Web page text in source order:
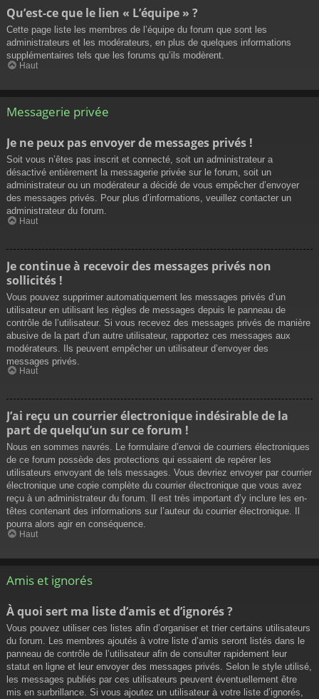
Qu’est-ce que le lien « L’équipe » ?
Cette page liste les membres de l’équipe du forum que sont les
administrateurs et les modérateurs, en plus de quelques informations
supplémentaires tels que les forums qu’ils modèrent.
Haut
Messagerie privée
Je ne peux pas envoyer de messages privés !
Soit vous n’êtes pas inscrit et connecté, soit un administrateur a
désactivé entièrement la messagerie privée sur le forum, soit un
administrateur ou un modérateur a décidé de vous empêcher d’envoyer
des messages privés. Pour plus d’informations, veuillez contacter un
administrateur du forum.
Haut
Je continue à recevoir des messages privés non
sollicités !
Vous pouvez supprimer automatiquement les messages privés d’un
utilisateur en utilisant les règles de messages depuis le panneau de
contrôle de l’utilisateur. Si vous recevez des messages privés de manière
abusive de la part d’un autre utilisateur, rapportez ces messages aux
modérateurs. Ils peuvent empêcher un utilisateur d’envoyer des
messages privés.
Haut
J’ai reçu un courrier électronique indésirable de la
part de quelqu’un sur ce forum !
Nous en sommes navrés. Le formulaire d’envoi de courriers électroniques
de ce forum possède des protections qui essaient de repérer les
utilisateurs envoyant de tels messages. Vous devriez envoyer par courrier
électronique une copie complète du courrier électronique que vous avez
reçu à un administrateur du forum. Il est très important d’y inclure les en-
têtes contenant des informations sur l’auteur du courrier électronique. Il
pourra alors agir en conséquence.
Haut
Amis et ignorés
À quoi sert ma liste d’amis et d’ignorés ?
Vous pouvez utiliser ces listes afin d’organiser et trier certains utilisateurs
du forum. Les membres ajoutés à votre liste d’amis seront listés dans le
panneau de contrôle de l’utilisateur afin de consulter rapidement leur
statut en ligne et leur envoyer des messages privés. Selon le style utilisé,
les messages publiés par ces utilisateurs peuvent éventuellement être
mis en surbrillance. Si vous ajoutez un utilisateur à votre liste d’ignorés,